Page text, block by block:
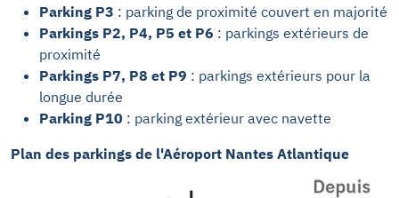
Parking P3 : parking de proximité couvert en majorité
Parkings P2, P4, P5 et P6 : parkings extérieurs de
proximité
Parkings P7, P8 et P9 : parkings extérieurs pour la
longue durée
Parking P10 : parking extérieur avec navette
Plan des parkings de l'Aéroport Nantes Atlantique